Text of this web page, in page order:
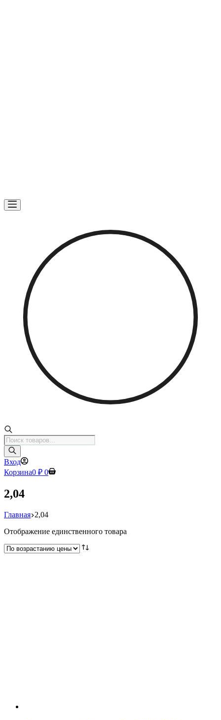
Поиск
товаров
Вход
Корзина0 ₽ 0
2,04
Главная 2,04
Отображение единственного товара